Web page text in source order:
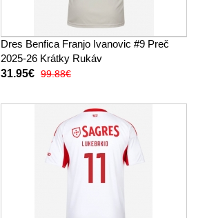
Dres Benfica Franjo Ivanovic #9 Preč
2025-26 Krátky Rukáv
31.95€ 99.88€